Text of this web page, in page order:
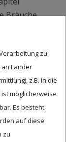
Bräuche
von
zu
Länder
z.B. in die
möglicherweise
Es besteht
auf diese
zu